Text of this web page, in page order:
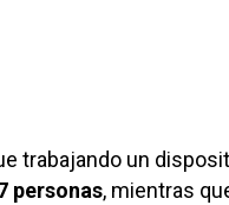
trabajando un
personas, mientras